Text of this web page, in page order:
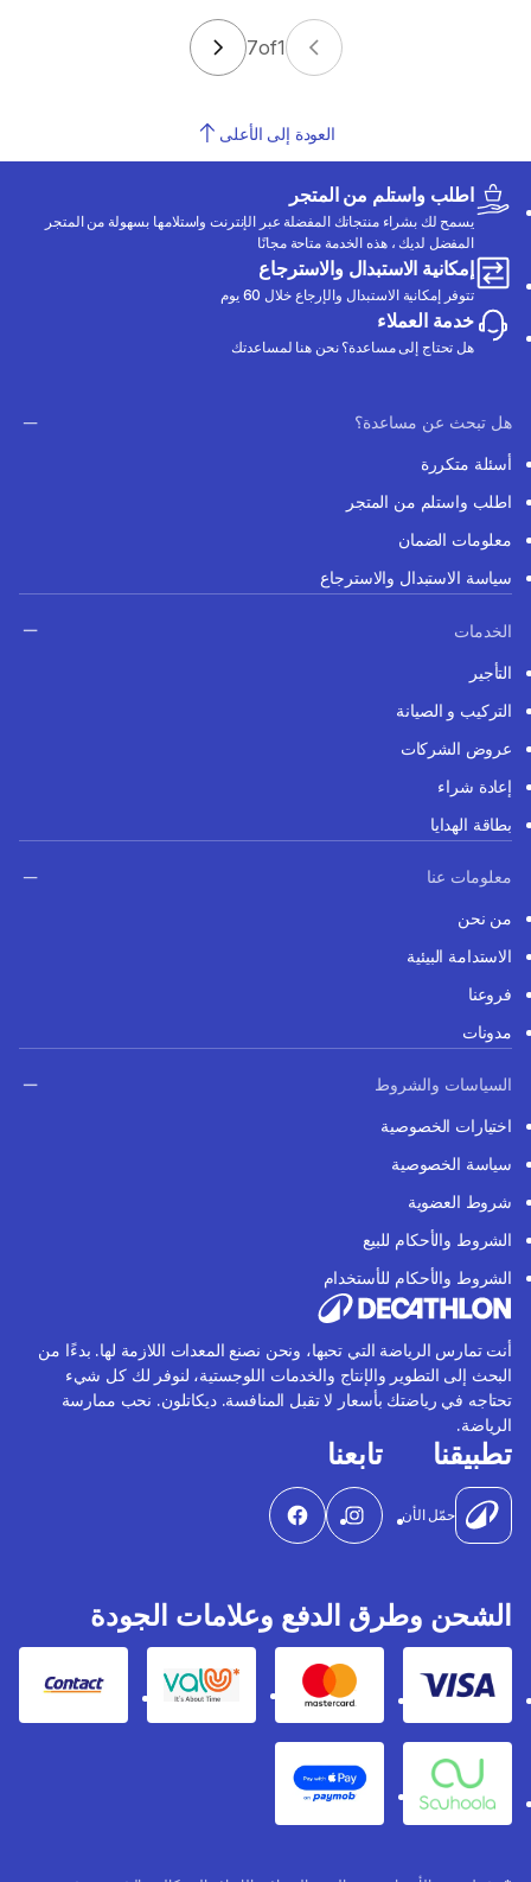
1
of
7
العودة إلى الأعلى
اطلب واستلم من المتجر
يسمح لك بشراء منتجاتك المفضلة عبر الإنترنت واستلامها بسهولة من المتجر
المفضل لديك ، هذه الخدمة متاحة مجانًا
إمكانية الاستبدال والاسترجاع
تتوفر إمكانية الاستبدال والإرجاع خلال 60 يوم
خدمة العملاء
هل تحتاج إلى مساعدة؟ نحن هنا لمساعدتك
هل تبحث عن مساعدة؟
أسئلة متكررة
اطلب واستلم من المتجر
معلومات الضمان
سياسة الاستبدال والاسترجاع
الخدمات
التأجير
التركيب و الصيانة
عروض الشركات
إعادة شراء
بطاقة الهدايا
معلومات عنا
من نحن
الاستدامة البيئية
فروعنا
مدونات
السياسات والشروط
اختيارات الخصوصية
سياسة الخصوصية
شروط العضوية
الشروط والأحكام للبيع
الشروط والأحكام للأستخدام
أنت تمارس الرياضة التي تحبها، ونحن نصنع المعدات اللازمة لها. بدءًا من
البحث إلى التطوير والإنتاج والخدمات اللوجستية، لنوفر لك كل شيء
تحتاجه في رياضتك بأسعار لا تقبل المنافسة. ديكاتلون. نحب ممارسة
الرياضة.
تطبيقنا
حمّل الأن
تابعنا
الشحن وطرق الدفع وعلامات الجودة
Visa
Mastercard
Valu
Contact
Souhoola
Apple Pay